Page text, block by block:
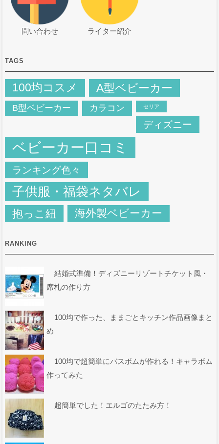
問い合わせ ライター紹介
TAGS
100均コスメ A型ベビーカー
B型ベビーカー カラコン セリア
ディズニー
ベビーカー口コミ
ランキング色々
子供服・福袋ネタバレ
抱っこ紐 海外製ベビーカー
RANKING
結婚式準備！ディズニーリゾートチケット風・
席札の作り方
100均で作った、ままごとキッチン作品画像まと
め
100均で超簡単にバスボムが作れる！キャラボム
作ってみた
超簡単でした！エルゴのたたみ方！